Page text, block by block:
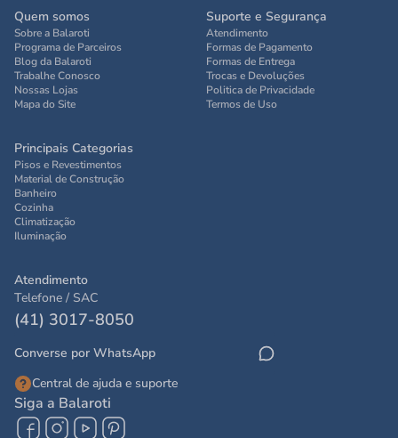
Quem somos
Sobre a Balaroti
Programa de Parceiros
Blog da Balaroti
Trabalhe Conosco
Nossas Lojas
Mapa do Site
Suporte e Segurança
Atendimento
Formas de Pagamento
Formas de Entrega
Trocas e Devoluções
Politica de Privacidade
Termos de Uso
Principais Categorias
Pisos e Revestimentos
Material de Construção
Banheiro
Cozinha
Climatização
Iluminação
Atendimento
Telefone / SAC
(41) 3017-8050
Converse por WhatsApp
Central de ajuda e suporte
Siga a Balaroti